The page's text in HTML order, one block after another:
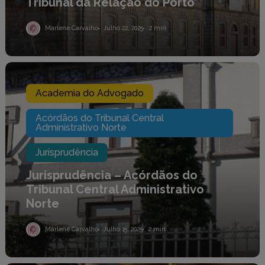
Marlene Carvalho Julho 22, 2025 2 min
Jurisprudência
Acórdãos
do
Tribunal
Central
Administrativo
Norte
Academia do Advogado
Acórdãos do Tribunal Central
Administrativo Norte
Jurisprudência
Jurisprudência – Acórdãos do
Tribunal Central Administrativo
Norte
Marlene Carvalho Julho 15, 2025 2 min